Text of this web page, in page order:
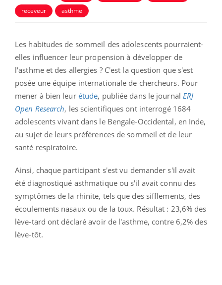
receveur
asthme
Les habitudes de sommeil des adolescents pourraient-
elles influencer leur propension à développer de
l'asthme et des allergies ? C'est la question que s'est
posée une équipe internationale de chercheurs. Pour
mener à bien leur étude, publiée dans le journal ERJ
Open Research, les scientifiques ont interrogé 1684
adolescents vivant dans le Bengale-Occidental, en Inde,
au sujet de leurs préférences de sommeil et de leur
santé respiratoire.
Ainsi, chaque participant s'est vu demander s'il avait
été diagnostiqué asthmatique ou s'il avait connu des
symptômes de la rhinite, tels que des sifflements, des
écoulements nasaux ou de la toux. Résultat : 23,6% des
lève-tard ont déclaré avoir de l'asthme, contre 6,2% des
lève-tôt.